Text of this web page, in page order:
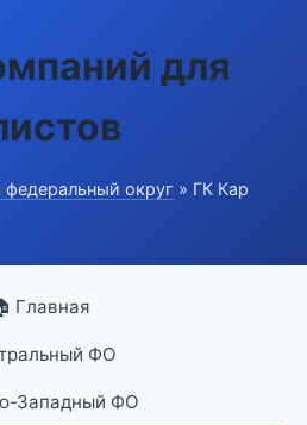
для
округ » ГК Кар
Главная
ФО
Западный ФО